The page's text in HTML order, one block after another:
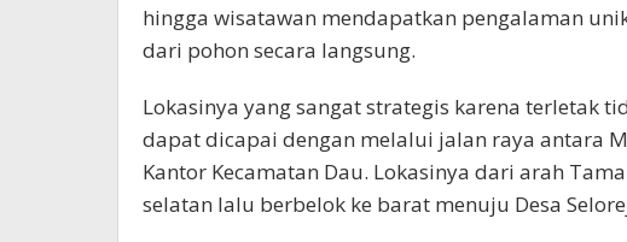
hingga wisatawan mendapatkan pengalaman
dari pohon secara langsung.
Lokasinya yang sangat strategis karena terletak
dapat dicapai dengan melalui jalan raya antara
Kantor Kecamatan Dau. Lokasinya dari arah
selatan lalu berbelok ke barat menuju Desa